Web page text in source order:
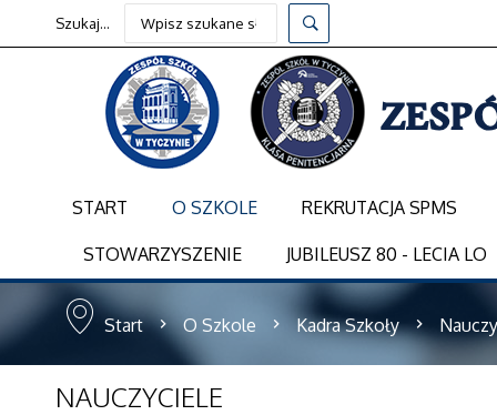
Szukaj...
START O SZKOLE REKRUTACJA SPMS
STOWARZYSZENIE JUBILEUSZ 80 - LECIA LO
Start O Szkole Kadra Szkoły
NAUCZYCIELE